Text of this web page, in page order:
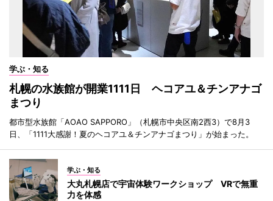
学ぶ・知る
札幌の水族館が開業1111日 ヘコアユ＆チンアナゴ
まつり
都市型水族館「AOAO SAPPORO」（札幌市中央区南2西3）で8月3
日、「1111大感謝！夏のヘコアユ＆チンアナゴまつり」が始まった。
学ぶ・知る
大丸札幌店で宇宙体験ワークショップ VRで無重
力を体感